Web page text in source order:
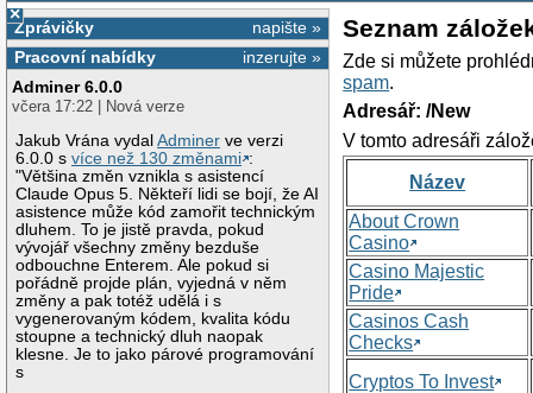
×
napište »
Zprávičky
inzerujte »
Pracovní nabídky
Adminer 6.0.0
včera 17:22 | Nová verze
Jakub Vrána vydalAdminer ve verzi
6.0.0 svíce než 130 změnami :
"Většina změn vznikla s asistencí
Claude Opus 5. Někteří lidi se bojí, že AI
asistence může kód zamořit technickým
dluhem. To je jistě pravda, pokud
vývojář všechny změny bezduše
odbouchne Enterem. Ale pokud si
pořádně projde plán, vyjedná v něm
změny a pak totéž udělá i s
vygenerovaným kódem, kvalita kódu
stoupne a technický dluh naopak
klesne. Je to jako párové programování
s
Seznam
Zde si můžete
spam.
Adresář: /New
V tomto adresáři
Název
About Crown
Casino
Casino Majestic
Pride
Casinos Cash
Checks
Cryptos To Invest